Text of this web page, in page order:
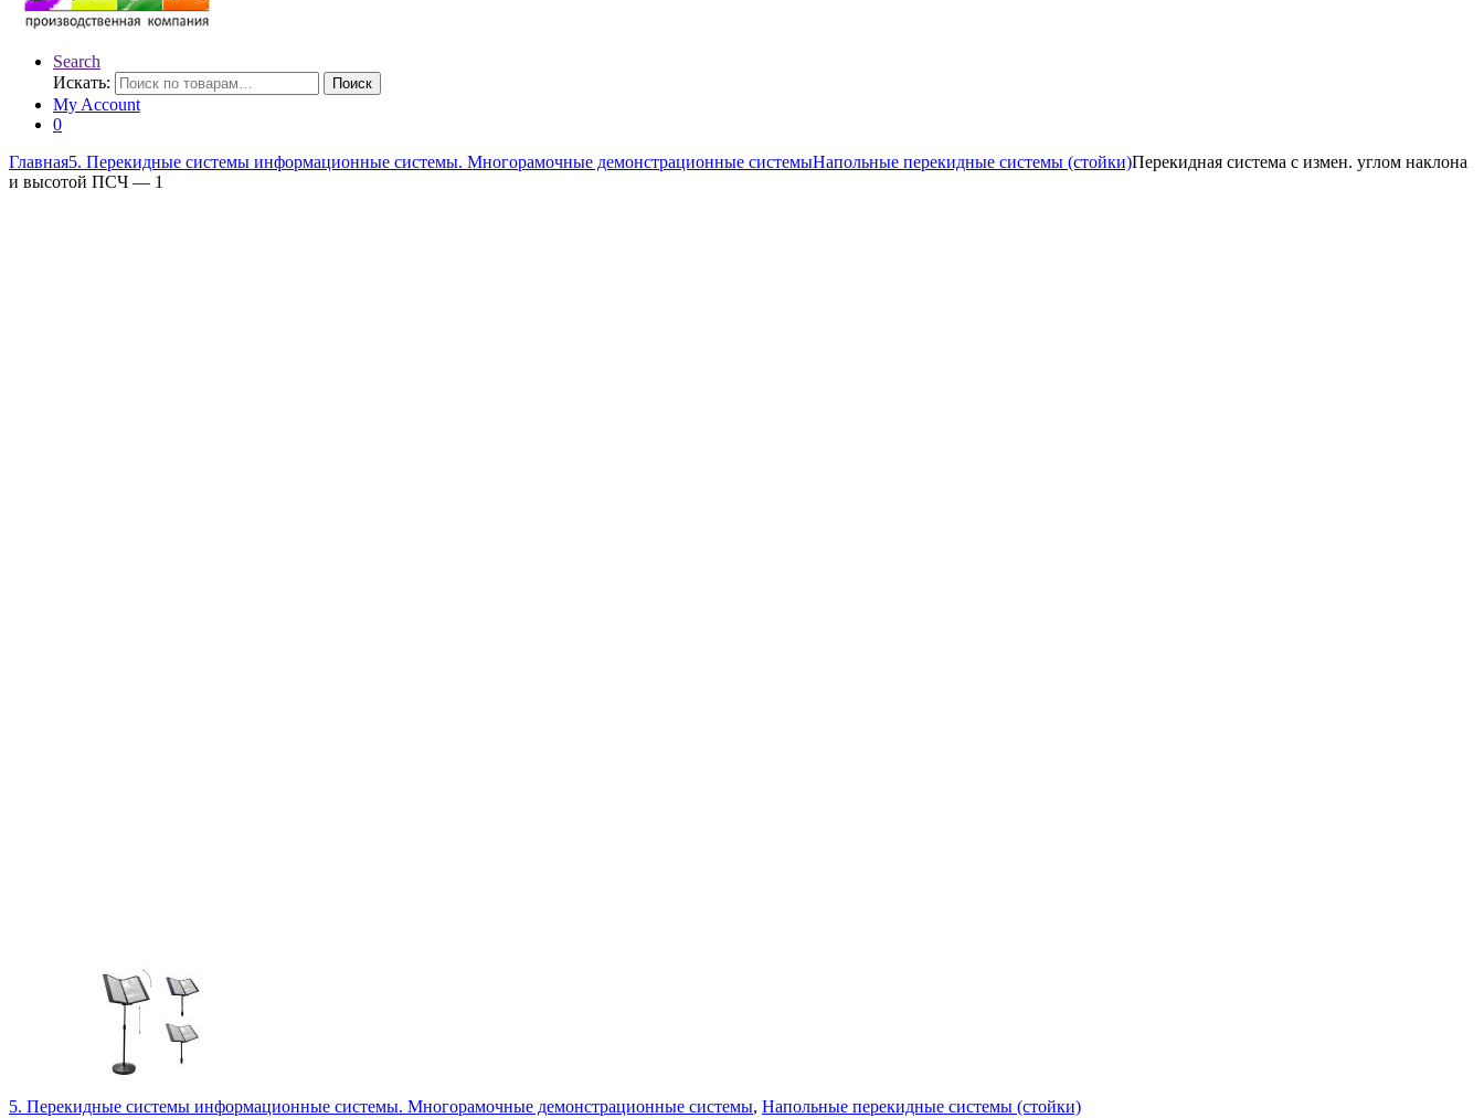
Search
Искать:
Поиск
My Account
0
Главная5. Перекидные системы информационные системы. Многорамочные демонстрационные системыНапольные перекидные системы (стойки)Перекидная система c измен. углом наклона
и высотой ПСЧ — 1
5. Перекидные системы информационные системы. Многорамочные демонстрационные системы, Напольные перекидные системы (стойки)